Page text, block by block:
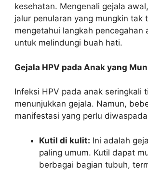
kesehatan. Mengenali gejala
jalur penularan yang mungkin tak
mengetahui langkah pencegahan
untuk melindungi buah hati.
Gejala HPV pada Anak yang
Infeksi HPV pada anak seringkali
menunjukkan gejala. Namun,
manifestasi yang perlu
Kutil di kulit: Ini adalah
paling umum. Kutil dapat
berbagai bagian tubuh,